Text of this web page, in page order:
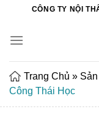
Chuyển
nội
CÔNG TY NỘI
Trang Chủ »
Công Thái Học